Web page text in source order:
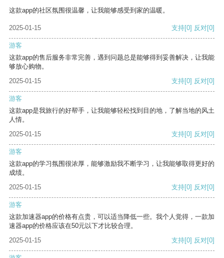
这款app的社区氛围很温馨，让我能够感受到家的温暖。
2025-01-15 支持[0] 反对[0]
游客
这款app的售后服务非常完善，遇到问题总是能够得到妥善解决，让我能
够放心购物。
2025-01-15
支持[0] 反对[0]
游客
这款app是我旅行的好帮手，让我能够轻松找到目的地，了解当地的风土
人情。
2025-01-15
支持[0] 反对[0]
游客
这款app的学习氛围很浓厚，能够激励我不断学习，让我能够取得更好的
成绩。
2025-01-15
支持[0] 反对[0]
游客
这款加速器app的价格有点贵，可以适当降低一些。我个人觉得，一款加
速器app的价格应该在50元以下才比较合理。
2025-01-15
支持[0] 反对[0]